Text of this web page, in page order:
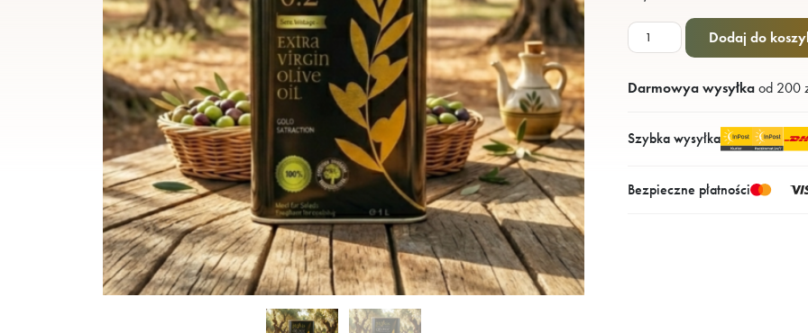
ilość
Oliwa
virgin
of
1L
Dodaj do
Darmowya wysyłka od 200
Szybka wysyłka
Bezpieczne płatności